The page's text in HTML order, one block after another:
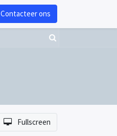
Contacteer ons
Fullscreen